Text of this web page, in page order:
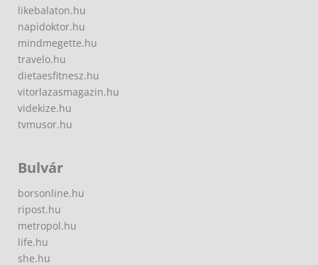
likebalaton.hu
napidoktor.hu
mindmegette.hu
travelo.hu
dietaesfitnesz.hu
vitorlazasmagazin.hu
videkize.hu
tvmusor.hu
Bulvár
borsonline.hu
ripost.hu
metropol.hu
life.hu
she.hu